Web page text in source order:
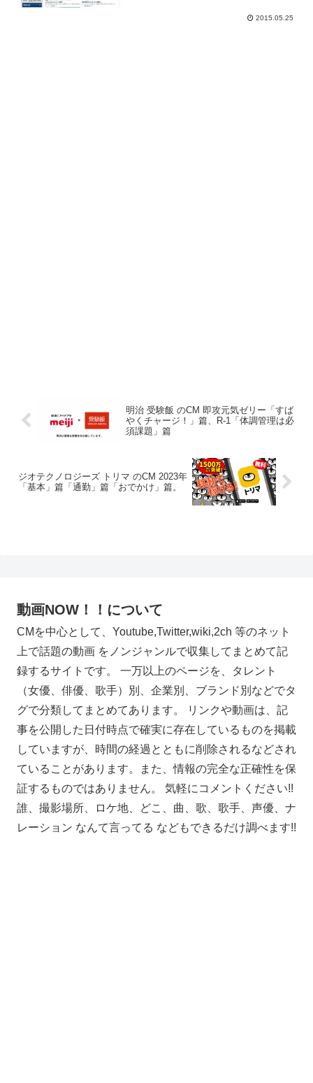
2015.05.25
明治 受験飯 のCM 即攻元気ゼリー「すば
やくチャージ！」篇、R-1「体調管理は必
須課題」篇
ジオテクノロジーズ トリマ のCM 2023年
「基本」篇「通勤」篇「おでかけ」篇。
動画NOW！！について
CMを中心として、Youtube,Twitter,wiki,2ch 等のネット
上で話題の動画 をノンジャンルで収集してまとめて記
録するサイトです。 一万以上のページを、タレント
（女優、俳優、歌手）別、企業別、ブランド別などでタ
グで分類してまとめてあります。 リンクや動画は、記
事を公開した日付時点で確実に存在しているものを掲載
していますが、時間の経過とともに削除されるなどされ
ていることがあります。また、情報の完全な正確性を保
証するものではありません。 気軽にコメントください!!
誰、撮影場所、ロケ地、どこ、曲、歌、歌手、声優、ナ
レーション なんて言ってる などもできるだけ調べます!!